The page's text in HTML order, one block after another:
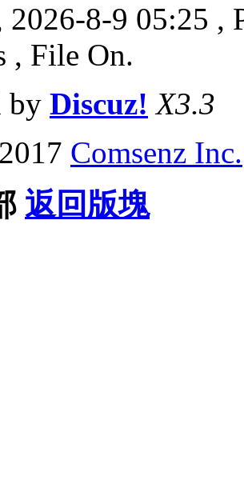
8-9 05:25 ,
, File On.
by Discuz! X3.3
Comsenz Inc.
返回版塊